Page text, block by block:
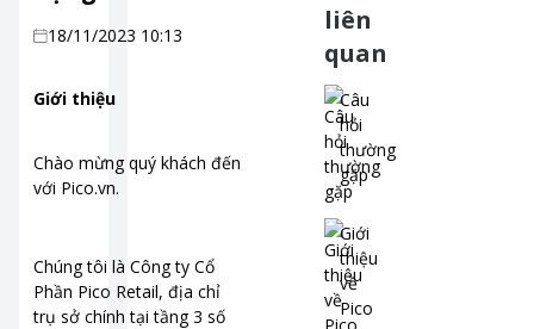
18/11/2023 10:13
Giới thiệu
Chào mừng quý khách đến
với Pico.vn.
Chúng tôi là Công ty Cổ
Phần Pico Retail, địa chỉ
trụ sở chính tại tầng 3 số
liên
quan
Câu
hỏi
thường
gặp
Giới
thiệu
về
Pico